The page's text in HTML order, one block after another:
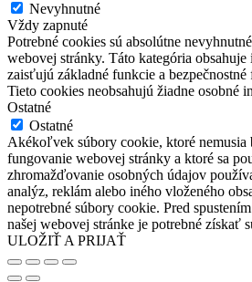
Nevyhnutné
Vždy zapnuté
Potrebné cookies sú absolútne
webovej stránky. Táto kategória
zaisťujú základné funkcie a
Tieto cookies neobsahujú žiadne osobné
Ostatné
Ostatné
Akékoľvek súbory cookie, ktoré nemusia
fungovanie webovej stránky a ktoré sa
zhromažďovanie osobných údajov
analýz, reklám alebo iného vloženého
nepotrebné súbory cookie. Pred
našej webovej stránke je potrebné získať
ULOŽIŤ A PRIJAŤ